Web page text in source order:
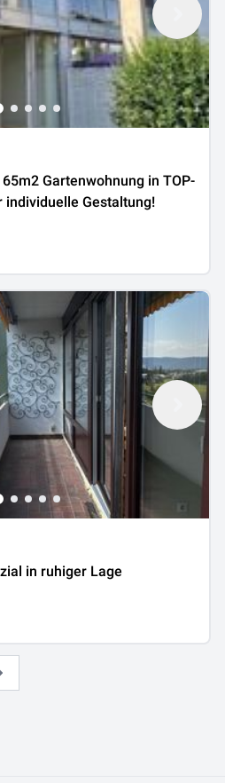
Gartenwohnung in TOP-
individuelle Gestaltung!
in ruhiger Lage